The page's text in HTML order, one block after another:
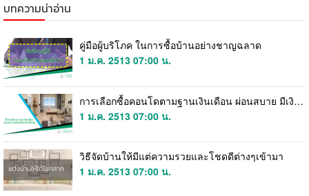
บทความน่าอ่าน
คู่มือผู้บริโภค ในการซื้อบ้านอย่างชาญฉลาด
1 ม.ค. 2513 07:00 น.
การเลือกซื้อคอนโดตามฐานเงินเดือน ผ่อนสบาย มีเงินเหลือ
1 ม.ค. 2513 07:00 น.
วิธีจัดบ้านให้มีแต่ความรวยและโชดดีต่างๆเข้ามา
1 ม.ค. 2513 07:00 น.